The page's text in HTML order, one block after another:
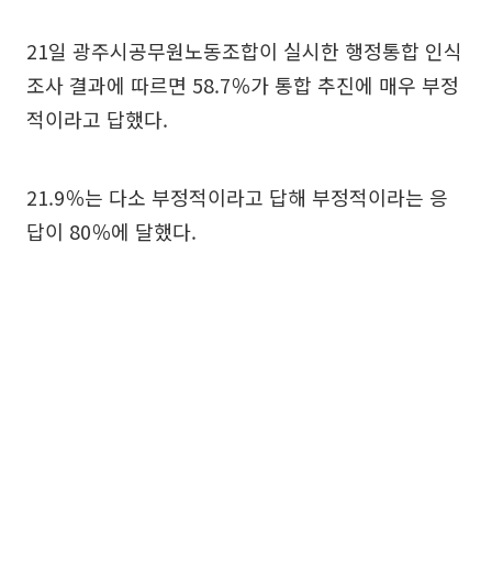
21일 광주시공무원노동조합이 실시한 행정통합 인식
조사 결과에 따르면 58.7％가 통합 추진에 매우 부정
적이라고 답했다.
21.9％는 다소 부정적이라고 답해 부정적이라는 응
답이 80％에 달했다.